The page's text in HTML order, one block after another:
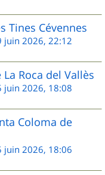
Tines Cévennes
juin 2026, 22:12
Roca del Vallès
juin 2026, 18:08
Coloma de
juin 2026, 18:06